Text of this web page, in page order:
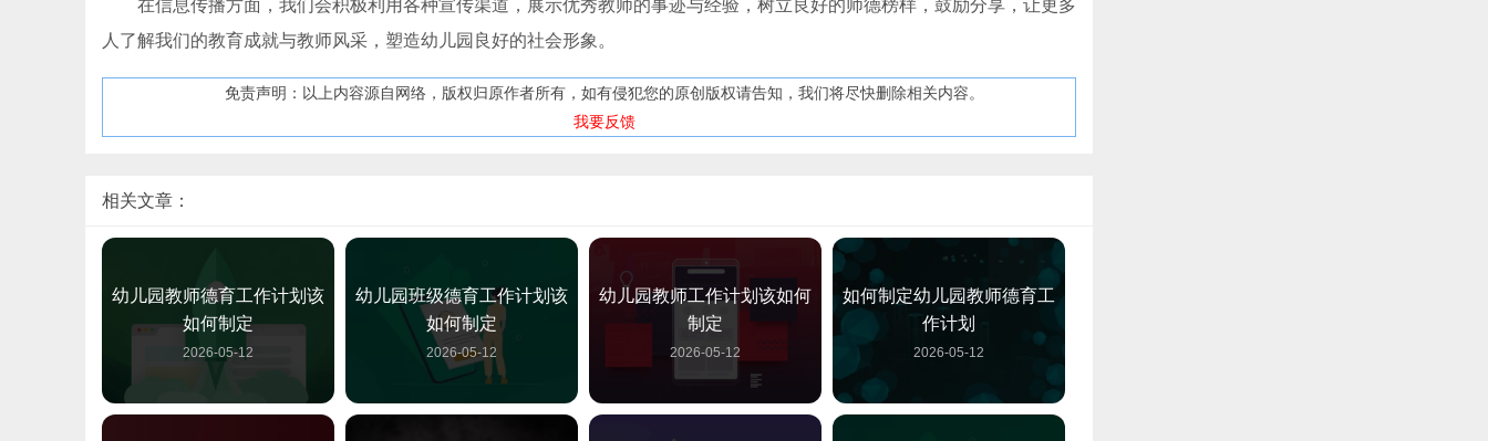
在信息传播方面，我们会积极利用各种宣传渠道，展示优秀教师的事迹与经验，树立良好的师德榜样，鼓励分享，让更多
人了解我们的教育成就与教师风采，塑造幼儿园良好的社会形象。
免责声明：以上内容源自网络，版权归原作者所有，如有侵犯您的原创版权请告知，我们将尽快删除相关内容。
我要反馈
相关文章：
幼儿园教师德育工作计划该
如何制定
2026-05-12
幼儿园班级德育工作计划该
如何制定
2026-05-12
幼儿园教师工作计划该如何
制定
2026-05-12
如何制定幼儿园教师德育工
作计划
2026-05-12